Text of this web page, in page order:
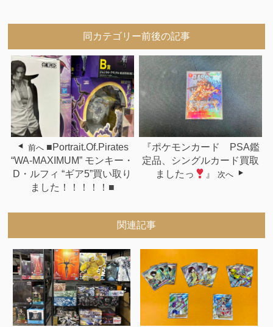
同カテゴリー前後の記事
前へ ■Portrait.Of.Pirates
“WA-MAXIMUM” モンキー・
D・ルフィ “ギア5”買い取り
ました！！！！！■
『ポケモンカード PSA鑑
定品、シングルカード買取
ましたっ
』 次へ
関連記事